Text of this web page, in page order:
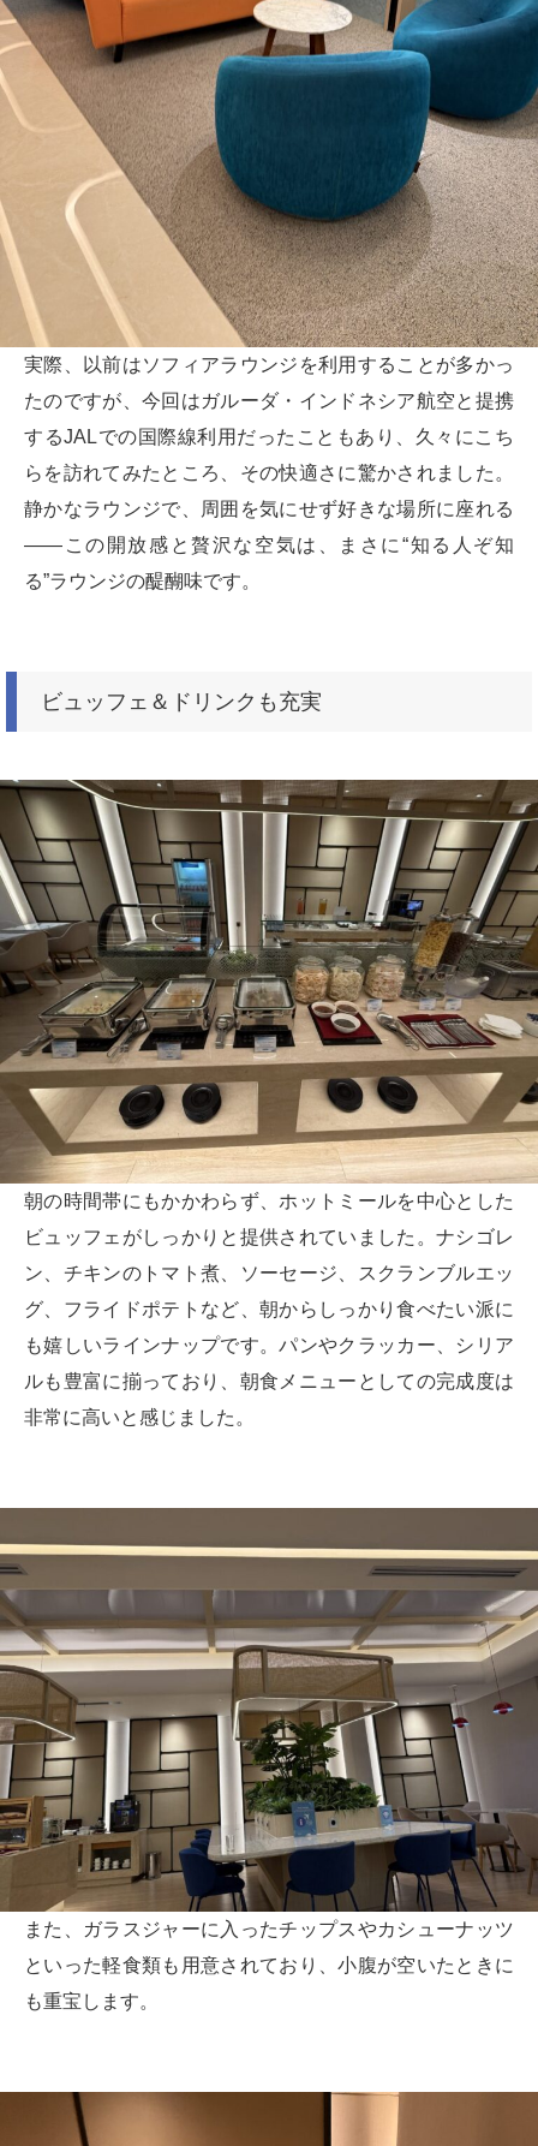
実際、以前はソフィアラウンジを利用することが多かっ
たのですが、今回はガルーダ・インドネシア航空と提携
するJALでの国際線利用だったこともあり、久々にこち
らを訪れてみたところ、その快適さに驚かされました。
静かなラウンジで、周囲を気にせず好きな場所に座れる
——この開放感と贅沢な空気は、まさに“知る人ぞ知
る”ラウンジの醍醐味です。
ビュッフェ＆ドリンクも充実
朝の時間帯にもかかわらず、ホットミールを中心とした
ビュッフェがしっかりと提供されていました。ナシゴレ
ン、チキンのトマト煮、ソーセージ、スクランブルエッ
グ、フライドポテトなど、朝からしっかり食べたい派に
も嬉しいラインナップです。パンやクラッカー、シリア
ルも豊富に揃っており、朝食メニューとしての完成度は
非常に高いと感じました。
また、ガラスジャーに入ったチップスやカシューナッツ
といった軽食類も用意されており、小腹が空いたときに
も重宝します。